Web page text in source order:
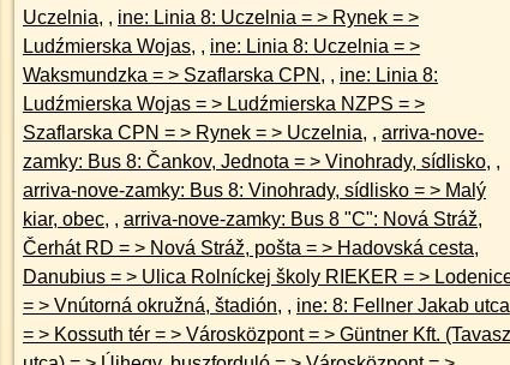
Uczelnia, , ine: Linia 8: Uczelnia = > Rynek = >
Ludźmierska Wojas, , ine: Linia 8: Uczelnia = >
Waksmundzka = > Szaflarska CPN , , ine: Linia 8:
Ludźmierska Wojas = > Ludźmierska NZPS = >
Szaflarska CPN = > Rynek = > Uczelnia, , arriva-nove-
zamky: Bus 8: Čankov, Jednota = > Vinohrady, sídlisko, ,
arriva-nove-zamky: Bus 8: Vinohrady, sídlisko = > Malý
kiar, obec, , arriva-nove-zamky: Bus 8 "C": Nová Stráž,
Čerhát RD = > Nová Stráž, pošta = > Hadovská cesta,
Danubius = > Ulica Rolníckej školy RIEKER = > Lodenice
= > Vnútorná okružná, štadión, , ine: 8: Fellner Jakab utca
= > Kossuth tér = > Városközpont = > Güntner Kft. (Tavasz